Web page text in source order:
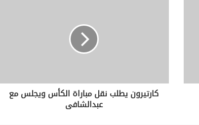
كارتيرون يطلب نقل مباراة الكأس ويجلس مع
عبدالشافى